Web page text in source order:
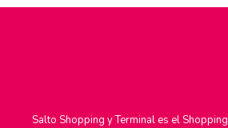
Salto Shopping y Terminal es el Shopping